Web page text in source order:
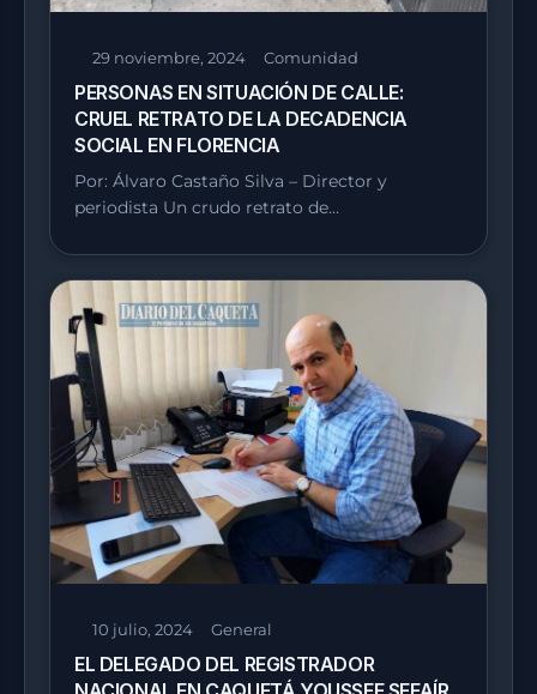
29 noviembre, 2024 Comunidad
PERSONAS EN SITUACIÓN DE CALLE:
CRUEL RETRATO DE LA DECADENCIA
SOCIAL EN FLORENCIA
Por: Álvaro Castaño Silva – Director y
periodista Un crudo retrato de…
10 julio, 2024 General
EL DELEGADO DEL REGISTRADOR